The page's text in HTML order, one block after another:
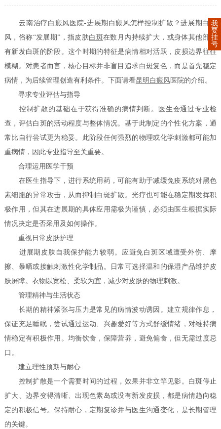
云南治疗 白癜风 医院-进展期白癜风怎样控制扩散？进展期白癜
风，俗称“发展期”，指皮肤白斑在数月内持续扩大，或身体其他部位
有新发白斑的阶段。这个时期的特征是病情相对活跃，皮损边界往往
模糊。对患者而言，核心目标并非盲目追求白斑复色，而是首先稳定
病情，为后续管理创造有利条件。下面请看昆明白癜风 医院的介绍。
寻求专业评估与指导
控制扩散的基础在于获得准确的病情判断。医生会通过专业检
查，评估白斑的活动程度与整体情况。基于此制定的个性化方案，通
常比自行尝试更为稳妥。此阶段任何强烈的物理或化学刺激都可能加
重病情，因此专业指导至关重要。
合理运用医学干预
在医生指导下，进行系统用药，可能有助于减缓免疫系统对黑色
素细胞的异常攻击，从而抑制白斑扩散。光疗也可能在稳定期发挥积
极作用，但其在进展期的具体应用需极为谨慎，必须由医生根据实际
情况决定是否采用及如何操作。
重视日常皮肤护理
进展期皮肤自我保护能力较弱。应避免白斑区域遭受外伤、摩
擦、暴晒或接触刺激性化学制品。日常可选择温和的保湿产品维护皮
肤屏障。衣物以宽松、柔软为宜，减少对皮肤的物理刺激。
管理精神与生活状态
长期的精神紧张与压力是常见的病情波动诱因。建立规律作息，
保证充足睡眠，尝试通过运动、兴趣爱好等方式舒缓情绪，对维持病
情稳定有积极作用。均衡饮食，保障营养，避免偏食，但无需过度忌
口。
建立理性预期与耐心
控制扩散是一个需要时间的过程，效果并非立竿见影。白斑停止
扩大、边界变得清晰、出现色素岛或没有新发皮损，都是病情趋向稳
定的积极信号。保持耐心，定期复诊并与医生沟通变化，是长期管理
的关键。
我
要
挂
号